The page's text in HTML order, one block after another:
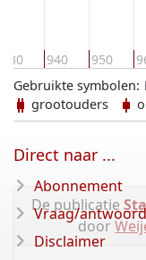
930 940 950
Gebruikte symbolen:
grootouders
De publicatie
door
Direct naar ...
Abonnement
Vraag/antwoord
Disclaimer